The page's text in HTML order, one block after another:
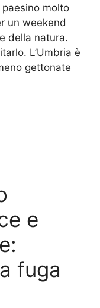
paesino molto
un weekend
della natura.
L’Umbria è
gettonate
e
fuga